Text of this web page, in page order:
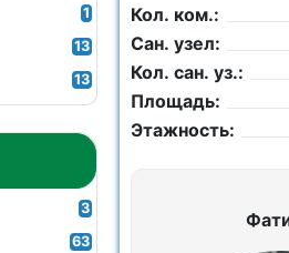
1
13
13
3
63
Кол. ком.:
Сан. узел:
Кол. сан. уз.:
Площадь:
Этажность: